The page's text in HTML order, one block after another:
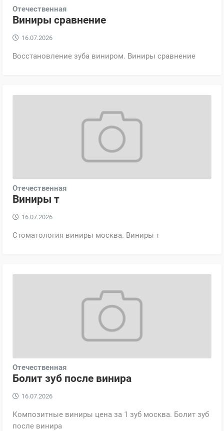
Отечественная
Виниры сравнение
16.07.2026
Восстановление зуба виниром. Виниры сравнение
Отечественная
Виниры т
16.07.2026
Стоматология виниры москва. Виниры т
Отечественная
Болит зуб после винира
16.07.2026
Композитные виниры цена за 1 зуб москва. Болит зуб
после винира